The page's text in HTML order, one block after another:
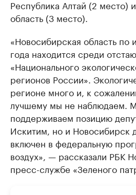
Республика Алтай (2 место)
область (3 место).
«Новосибирская область по
года находится среди
«Национального
регионов России».
регионе много и, к
лучшему мы не наблюдаем.
поддерживаем позицию
Искитим, но и Новосибирск
включен в федеральную
воздух», — рассказали РБК
пресс-службе «Зеленого